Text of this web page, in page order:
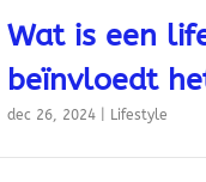
Wat is een
beïnvloedt
dec 26, 2024| Lifestyle